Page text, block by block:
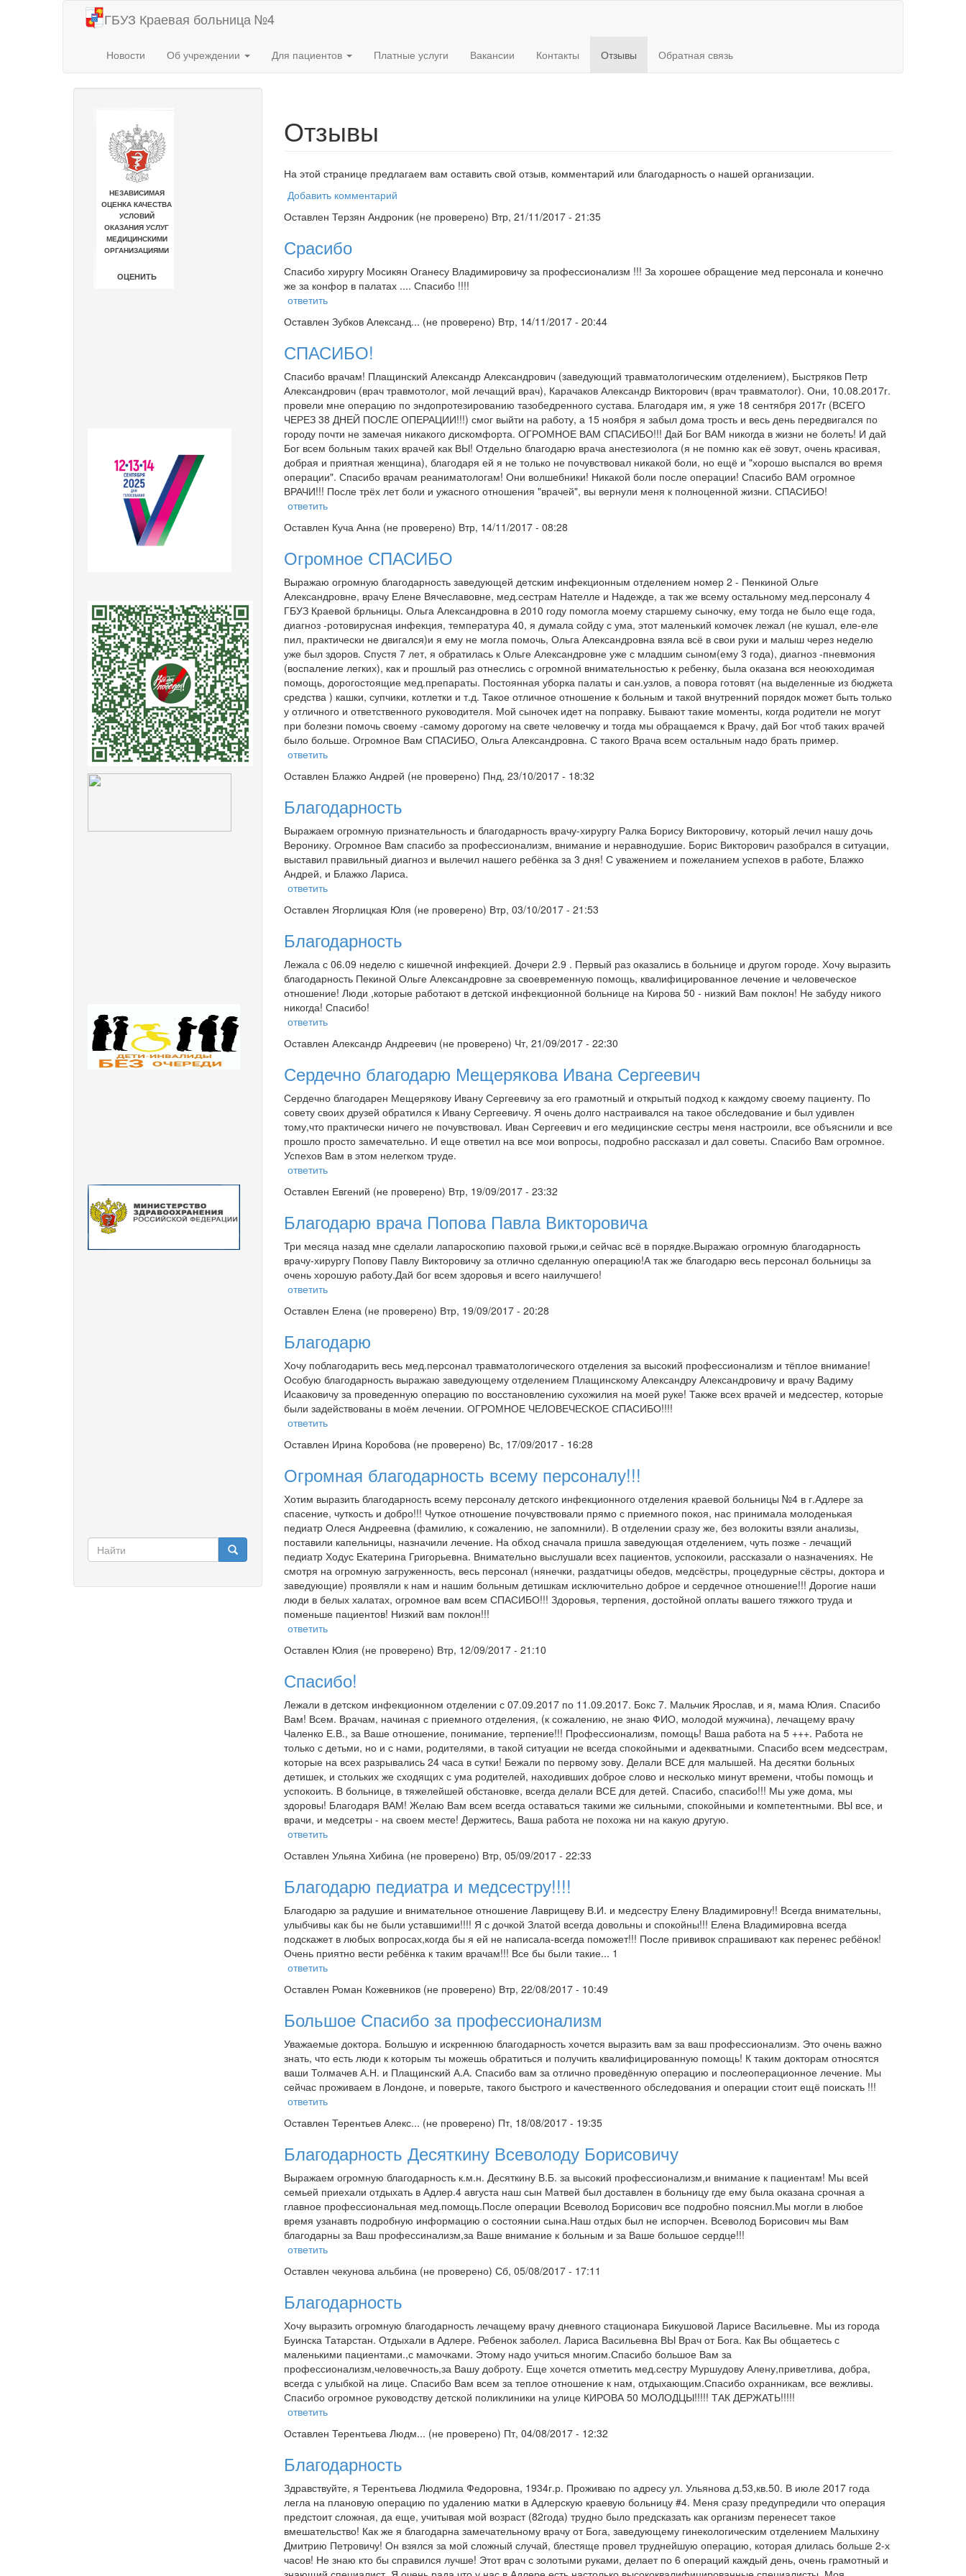
Перейти к основному содержанию
ГБУЗ Краевая больница №4
Новости Об учреждении Для пациентов Платные услуги Вакансии Контакты Отзывы Обратная связь
Форма поиска
Отзывы
На этой странице предлагаем вам оставить свой отзыв, комментарий или благодарность о нашей организации.
Добавить комментарий
Оставлен Терзян Андроник (не проверено) Втр, 21/11/2017 - 21:35
Срасибо
Спасибо хирургу Мосикян Оганесу Владимировичу за профессионализм !!! За хорошее обращение мед персонала и конечно
же за конфор в палатах .... Спасибо !!!!
ответить
Оставлен Зубков Александ... (не проверено) Втр, 14/11/2017 - 20:44
СПАСИБО!
Спасибо врачам! Плащинский Александр Александрович (заведующий травматологическим отделением), Быстряков Петр
Александрович (врач травмотолог, мой лечащий врач), Карачаков Александр Викторович (врач травматолог). Они, 10.08.2017г.
провели мне операцию по эндопротезированию тазобедренного сустава. Благодаря им, я уже 18 сентября 2017г (ВСЕГО
ЧЕРЕЗ 38 ДНЕЙ ПОСЛЕ ОПЕРАЦИИ!!!) смог выйти на работу, а 15 ноября я забыл дома трость и весь день передвигался по
городу почти не замечая никакого дискомфорта. ОГРОМНОЕ ВАМ СПАСИБО!!! Дай Бог ВАМ никогда в жизни не болеть! И дай
Бог всем больным таких врачей как ВЫ! Отдельно благодарю врача анестезиолога (я не помню как её зовут, очень красивая,
добрая и приятная женщина), благодаря ей я не только не почувствовал никакой боли, но ещё и "хорошо выспался во время
операции". Спасибо врачам реаниматологам! Они волшебники! Никакой боли после операции! Спасибо ВАМ огромное
ВРАЧИ!!! После трёх лет боли и ужасного отношения "врачей", вы вернули меня к полноценной жизни. СПАСИБО!
ответить
Оставлен Куча Анна (не проверено) Втр, 14/11/2017 - 08:28
Огромное СПАСИБО
Выражаю огромную благодарность заведующей детским инфекционным отделением номер 2 - Пенкиной Ольге
Александровне, врачу Елене Вячеславовне, мед.сестрам Нателле и Надежде, а так же всему остальному мед.персоналу 4
ГБУЗ Краевой брльницы. Ольга Александровна в 2010 году помогла моему старшему сыночку, ему тогда не было еще года,
диагноз -ротовирусная инфекция, температура 40, я думала сойду с ума, этот маленький комочек лежал (не кушал, еле-еле
пил, практически не двигался)и я ему не могла помочь, Ольга Александровна взяла всё в свои руки и малыш через неделю
уже был здоров. Спустя 7 лет, я обратилась к Ольге Александровне уже с младшим сыном(ему 3 года), диагноз -пневмония
(воспаление легких), как и прошлый раз отнеслись с огромной внимательностью к ребенку, была оказана вся неоюходимая
помощь, дорогостоящие мед.препараты. Постоянная уборка палаты и сан.узлов, а повора готовят (на выделенные из бюджета
средства ) кашки, супчики, котлетки и т.д. Такое отличное отношение к больным и такой внутренний порядок может быть только
у отличного и ответственного руководителя. Мой сыночек идет на поправку. Бывают такие моменты, когда родители не могут
при болезни помочь своему -самому дорогому на свете человечку и тогда мы обращаемся к Врачу, дай Бог чтоб таких врачей
было больше. Огромное Вам СПАСИБО, Ольга Александровна. С такого Врача всем остальным надо брать пример.
ответить
Оставлен Блажко Андрей (не проверено) Пнд, 23/10/2017 - 18:32
Благодарность
Выражаем огромную признательность и благодарность врачу-хирургу Ралка Борису Викторовичу, который лечил нашу дочь
Веронику. Огромное Вам спасибо за профессионализм, внимание и неравнодушие. Борис Викторович разобрался в ситуации,
выставил правильный диагноз и вылечил нашего ребёнка за 3 дня! С уважением и пожеланием успехов в работе, Блажко
Андрей, и Блажко Лариса.
ответить
Оставлен Ягорлицкая Юля (не проверено) Втр, 03/10/2017 - 21:53
Благодарность
Лежала с 06.09 неделю с кишечной инфекцией. Дочери 2.9 . Первый раз оказались в больнице и другом городе. Хочу выразить
благодарность Пекиной Ольге Александровне за своевременную помощь, квалифицированное лечение и человеческое
отношение! Люди ,которые работают в детской инфекционной больнице на Кирова 50 - низкий Вам поклон! Не забуду никого
никогда! Спасибо!
ответить
Оставлен Александр Андреевич (не проверено) Чт, 21/09/2017 - 22:30
Сердечно благодарю Мещерякова Ивана Сергеевич
Сердечно благодарен Мещерякову Ивану Сергеевичу за его грамотный и открытый подход к каждому своему пациенту. По
совету своих друзей обратился к Ивану Сергеевичу. Я очень долго настраивался на такое обследование и был удивлен
тому,что практически ничего не почувствовал. Иван Сергеевич и его медицинские сестры меня настроили, все объяснили и все
прошло просто замечательно. И еще ответил на все мои вопросы, подробно рассказал и дал советы. Спасибо Вам огромное.
Успехов Вам в этом нелегком труде.
ответить
Оставлен Евгений (не проверено) Втр, 19/09/2017 - 23:32
Благодарю врача Попова Павла Викторовича
Три месяца назад мне сделали лапароскопию паховой грыжи,и сейчас всё в порядке.Выражаю огромную благодарность
врачу-хирургу Попову Павлу Викторовичу за отлично сделанную операцию!А так же благодарю весь персонал больницы за
очень хорошую работу.Дай бог всем здоровья и всего наилучшего!
ответить
Оставлен Елена (не проверено) Втр, 19/09/2017 - 20:28
Благодарю
Хочу поблагодарить весь мед.персонал травматологического отделения за высокий профессионализм и тёплое внимание!
Особую благодарность выражаю заведующему отделением Плащинскому Александру Александровичу и врачу Вадиму
Исааковичу за проведенную операцию по восстановлению сухожилия на моей руке! Также всех врачей и медсестер, которые
были задействованы в моём лечении. ОГРОМНОЕ ЧЕЛОВЕЧЕСКОЕ СПАСИБО!!!!
ответить
Оставлен Ирина Коробова (не проверено) Вс, 17/09/2017 - 16:28
Огромная благодарность всему персоналу!!!
Хотим выразить благодарность всему персоналу детского инфекционного отделения краевой больницы №4 в г.Адлере за
спасение, чуткость и добро!!! Чуткое отношение почувствовали прямо с приемного покоя, нас принимала молоденькая
педиатр Олеся Андреевна (фамилию, к сожалению, не запомнили). В отделении сразу же, без волокиты взяли анализы,
поставили капельницы, назначили лечение. На обход сначала пришла заведующая отделением, чуть позже - лечащий
педиатр Ходус Екатерина Григорьевна. Внимательно выслушали всех пациентов, успокоили, рассказали о назначениях. Не
смотря на огромную загруженность, весь персонал (нянечки, раздатчицы обедов, медсёстры, процедурные сёстры, доктора и
заведующие) проявляли к нам и нашим больным детишкам исключительно доброе и сердечное отношение!!! Дорогие наши
люди в белых халатах, огромное вам всем СПАСИБО!!! Здоровья, терпения, достойной оплаты вашего тяжкого труда и
поменьше пациентов! Низкий вам поклон!!!
ответить
Оставлен Юлия (не проверено) Втр, 12/09/2017 - 21:10
Спасибо!
Лежали в детском инфекционном отделении с 07.09.2017 по 11.09.2017. Бокс 7. Мальчик Ярослав, и я, мама Юлия. Спасибо
Вам! Всем. Врачам, начиная с приемного отделения, (к сожалению, не знаю ФИО, молодой мужчина), лечащему врачу
Чаленко Е.В., за Ваше отношение, понимание, терпение!!! Профессионализм, помощь! Ваша работа на 5 +++. Работа не
только с детьми, но и с нами, родителями, в такой ситуации не всегда спокойными и адекватными. Спасибо всем медсестрам,
которые на всех разрывались 24 часа в сутки! Бежали по первому зову. Делали ВСЕ для малышей. На десятки больных
детишек, и стольких же сходящих с ума родителей, находивших доброе слово и несколько минут времени, чтобы помощь и
успокоить. В больнице, в тяжелейшей обстановке, всегда делали ВСЕ для детей. Спасибо, спасибо!!! Мы уже дома, мы
здоровы! Благодаря ВАМ! Желаю Вам всем всегда оставаться такими же сильными, спокойными и компетентными. ВЫ все, и
врачи, и медсетры - на своем месте! Держитесь, Ваша работа не похожа ни на какую другую.
ответить
Оставлен Ульяна Хибина (не проверено) Втр, 05/09/2017 - 22:33
Благодарю педиатра и медсестру!!!!
Благодарю за радушие и внимательное отношение Лаврищеву В.И. и медсестру Елену Владимировну!! Всегда внимательны,
улыбчивы как бы не были уставшими!!!! Я с дочкой Златой всегда довольны и спокойны!!! Елена Владимировна всегда
подскажет в любых вопросах,когда бы я ей не написала-всегда поможет!!! После прививок спрашивают как перенес ребёнок!
Очень приятно вести ребёнка к таким врачам!!! Все бы были такие... 1
ответить
Оставлен Роман Кожевников (не проверено) Втр, 22/08/2017 - 10:49
Большое Спасибо за профессионализм
Уважаемые доктора. Большую и искреннюю благодарность хочется выразить вам за ваш профессионализм. Это очень важно
знать, что есть люди к которым ты можешь обратиться и получить квалифицированную помощь! К таким докторам относятся
ваши Толмачев А.Н. и Плащинский А.А. Спасибо вам за отлично проведённую операцию и послеоперационное лечение. Мы
сейчас проживаем в Лондоне, и поверьте, такого быстрого и качественного обследования и операции стоит ещё поискать !!!
ответить
Оставлен Терентьев Алекс... (не проверено) Пт, 18/08/2017 - 19:35
Благодарность Десяткину Всеволоду Борисовичу
Выражаем огромную благодарность к.м.н. Десяткину В.Б. за высокий профессионализм,и внимание к пациентам! Мы всей
семьей приехали отдыхать в Адлер.4 августа наш сын Матвей был доставлен в больницу где ему была оказана срочная а
главное профессиональная мед.помощь.После операции Всеволод Борисович все подробно пояснил.Мы могли в любое
время узанавть подробную информацию о состоянии сына.Наш отдых был не испорчен. Всеволод Борисович мы Вам
благодарны за Ваш профессинализм,за Ваше внимание к больным и за Ваше большое сердце!!!
ответить
Оставлен чекунова альбина (не проверено) Сб, 05/08/2017 - 17:11
Благодарность
Хочу выразить огромную благодарность лечащему врачу дневного стационара Бикушовой Ларисе Васильевне. Мы из города
Буинска Татарстан. Отдыхали в Адлере. Ребенок заболел. Лариса Васильевна ВЫ Врач от Бога. Как Вы общаетесь с
маленькими пациентами.,с мамочками. Этому надо учиться многим.Спасибо большое Вам за
профессионализм,человечность,за Вашу доброту. Еще хочется отметить мед.сестру Муршудову Алену,приветлива, добра,
всегда с улыбкой на лице. Спасибо Вам всем за теплое отношение к нам, отдыхающим.Спасибо охранникам, все вежливы.
Спасибо огромное руководству детской поликлиники на улице КИРОВА 50 МОЛОДЦЫ!!!!! ТАК ДЕРЖАТЬ!!!!!
ответить
Оставлен Терентьева Людм... (не проверено) Пт, 04/08/2017 - 12:32
Благодарность
Здравствуйте, я Терентьева Людмила Федоровна, 1934г.р. Проживаю по адресу ул. Ульянова д.53,кв.50. В июле 2017 года
легла на плановую операцию по удалению матки в Адлерскую краевую больницу #4. Меня сразу предупредили что операция
предстоит сложная, да еще, учитывая мой возраст (82года) трудно было предсказать как организм перенесет такое
вмешательство! Как же я благодарна замечательному врачу от Бога, заведующему гинекологическим отделением Малыхину
Дмитрию Петровичу! Он взялся за мой сложный случай, блестяще провел труднейшую операцию, которая длилась больше 2-х
часов! Не знаю кто бы справился лучше! Этот врач с золотыми руками, делает по 6 операций каждый день, очень грамотный и